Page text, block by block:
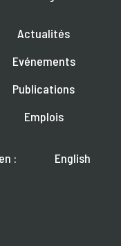
Actualités
Evénements
Publications
Emplois
:
English